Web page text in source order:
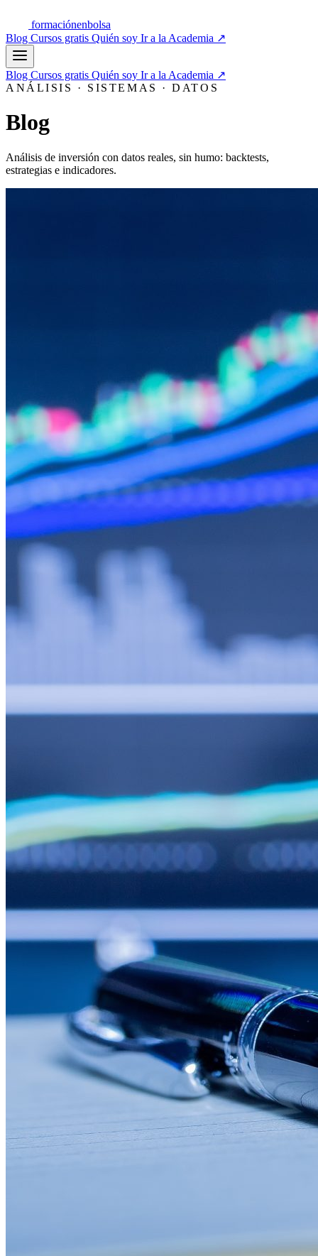
formaciónenbolsa
Blog Cursos gratis Quién soy Ir a la Academia ↗
Blog Cursos gratis Quién soy Ir a la Academia ↗
ANÁLISIS · SISTEMAS · DATOS
Blog
Análisis de inversión con datos reales, sin humo: backtests,
estrategias e indicadores.